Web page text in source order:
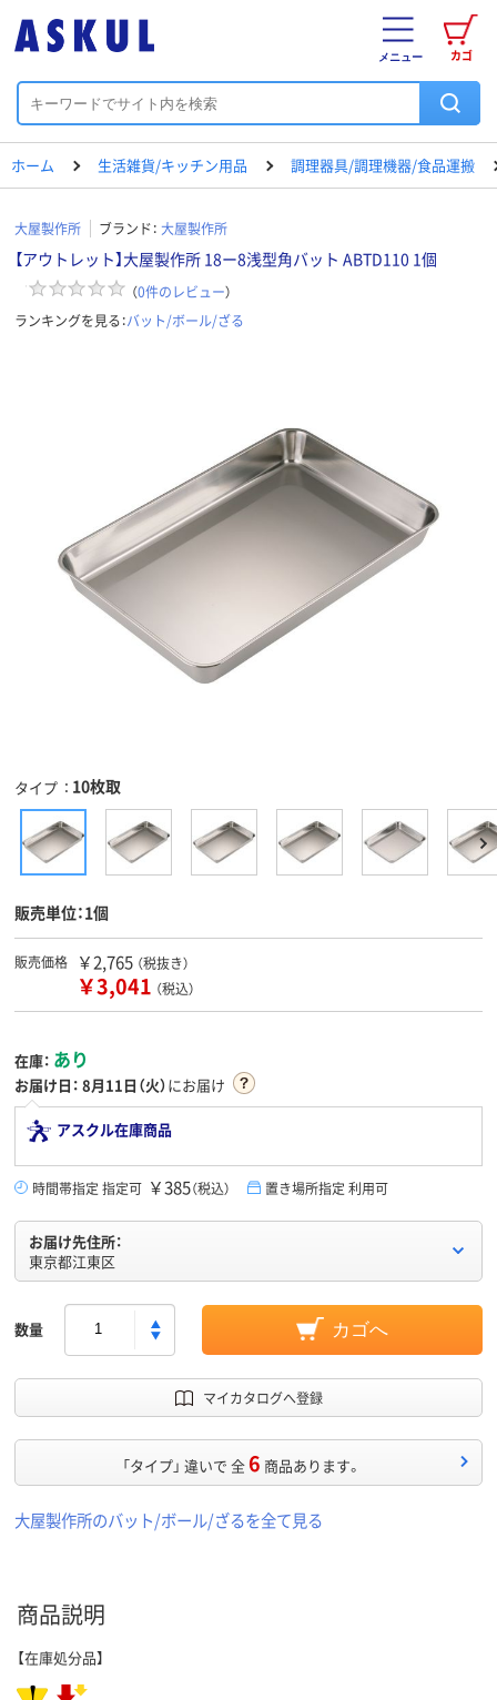
カゴ
メニュー
ホーム 生活雑貨/キッチン用品 調理器具/調理機器/食品運搬
大屋製作所 ブランド： 大屋製作所
【アウトレット】大屋製作所 18ー8浅型角バット ABTD110 1個
（0件のレビュー）
ランキングを見る：バット/ボール/ざる
タイプ 10枚取
販売単位：1個
販売価格 ￥2,765 （税抜き）
￥3,041 （税込）
在庫： あり
お届け日： 8月11日（火）にお届け
アスクル在庫商品
時間帯指定 指定可 ￥385（税込） 置き場所指定 利用可
お届け先住所：
東京都江東区
数量 カゴへ
マイカタログへ登録
「タイプ」 違いで 全6 商品あります。
大屋製作所のバット/ボール/ざるを全て見る
商品説明
【在庫処分品】